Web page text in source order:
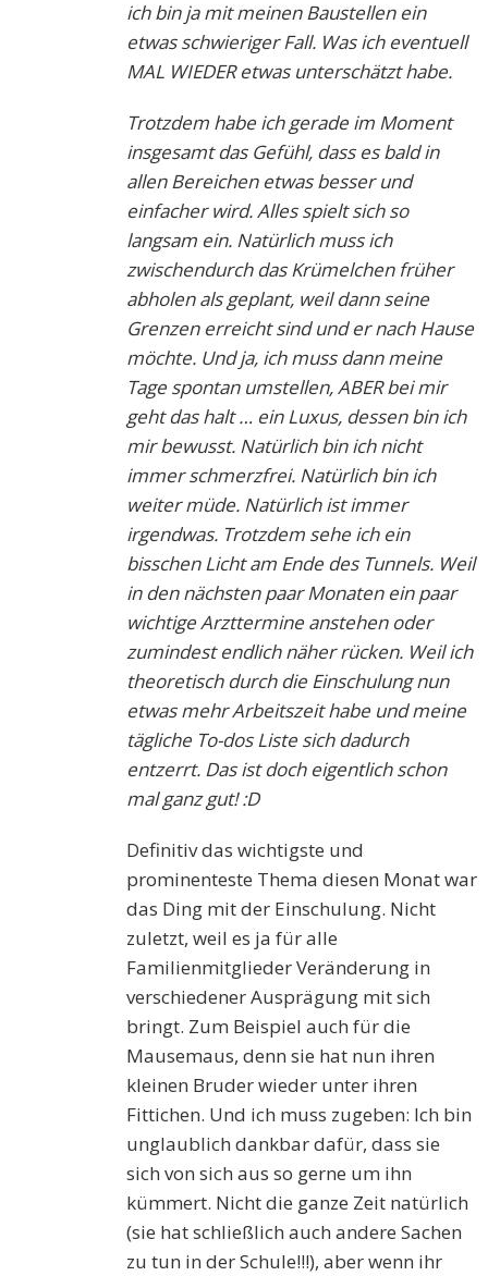
ich bin ja mit meinen Baustellen ein
etwas schwieriger Fall. Was ich eventuell
MAL WIEDER etwas unterschätzt habe.
Trotzdem habe ich gerade im Moment
insgesamt das Gefühl, dass es bald in
allen Bereichen etwas besser und
einfacher wird. Alles spielt sich so
langsam ein. Natürlich muss ich
zwischendurch das Krümelchen früher
abholen als geplant, weil dann seine
Grenzen erreicht sind und er nach Hause
möchte. Und ja, ich muss dann meine
Tage spontan umstellen, ABER bei mir
geht das halt … ein Luxus, dessen bin ich
mir bewusst. Natürlich bin ich nicht
immer schmerzfrei. Natürlich bin ich
weiter müde. Natürlich ist immer
irgendwas. Trotzdem sehe ich ein
bisschen Licht am Ende des Tunnels. Weil
in den nächsten paar Monaten ein paar
wichtige Arzttermine anstehen oder
zumindest endlich näher rücken. Weil ich
theoretisch durch die Einschulung nun
etwas mehr Arbeitszeit habe und meine
tägliche To-dos Liste sich dadurch
entzerrt. Das ist doch eigentlich schon
mal ganz gut! :D
Definitiv das wichtigste und
prominenteste Thema diesen Monat war
das Ding mit der Einschulung. Nicht
zuletzt, weil es ja für alle
Familienmitglieder Veränderung in
verschiedener Ausprägung mit sich
bringt. Zum Beispiel auch für die
Mausemaus, denn sie hat nun ihren
kleinen Bruder wieder unter ihren
Fittichen. Und ich muss zugeben: Ich bin
unglaublich dankbar dafür, dass sie
sich von sich aus so gerne um ihn
kümmert. Nicht die ganze Zeit natürlich
(sie hat schließlich auch andere Sachen
zu tun in der Schule!!!), aber wenn ihr